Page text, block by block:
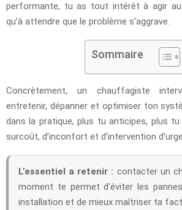
performante, tu as tout intérêt à agir
qu’à attendre que le problème s’aggrave.
Sommaire
Concrètement, un chauffagiste
entretenir, dépanner et optimiser ton
dans la pratique, plus tu anticipes, plus
surcoût, d’inconfort et d’intervention
L’essentiel a retenir : contacter un
moment te permet d’éviter les
installation et de mieux maîtriser ta